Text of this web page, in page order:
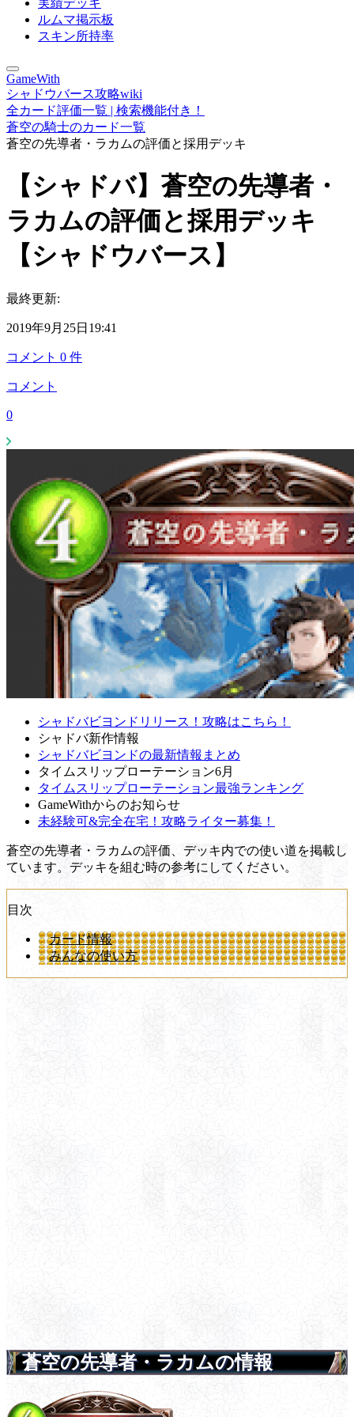
実績デッキ
ルムマ掲示板
スキン所持率
GameWith
シャドウバース攻略wiki
全カード評価一覧 | 検索機能付き！
蒼空の騎士のカード一覧
蒼空の先導者・ラカムの評価と採用デッキ
【シャドバ】蒼空の先導者・
ラカムの評価と採用デッキ
【シャドウバース】
最終更新:
2019年9月25日19:41
コメント 0 件
コメント
0
シャドバビヨンドリリース！攻略はこちら！
シャドバ新作情報
シャドバビヨンドの最新情報まとめ
タイムスリップローテーション6月
タイムスリップローテーション最強ランキング
GameWithからのお知らせ
未経験可&完全在宅！攻略ライター募集！
蒼空の先導者・ラカムの評価、デッキ内での使い道を掲載し
ています。デッキを組む時の参考にしてください。
目次
カード情報
みんなの使い方
蒼空の先導者・ラカムの情報